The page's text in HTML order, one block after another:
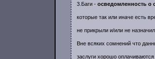
3.Баги -осведомленность о
которые так или иначе есть
не прикрыли и/или не
Вне всяких сомнений что
заслуги хорошо